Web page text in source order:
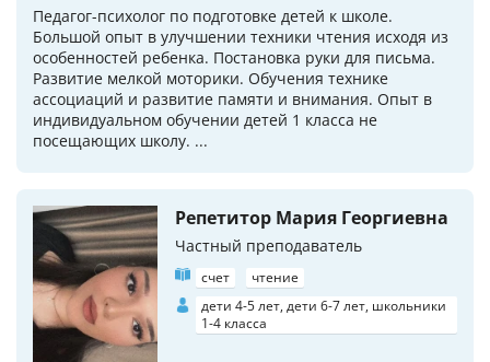
Педагог-психолог по подготовке детей к школе.
Большой опыт в улучшении техники чтения исходя из
особенностей ребенка. Постановка руки для письма.
Развитие мелкой моторики. Обучения технике
ассоциаций и развитие памяти и внимания. Опыт в
индивидуальном обучении детей 1 класса не
посещающих школу. ...
Репетитор Мария Георгиевна
Частный преподаватель
счет
чтение
дети 4-5 лет, дети 6-7 лет, школьники
1-4 класса